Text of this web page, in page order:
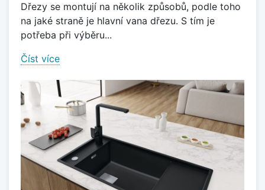
Dřezy se montují na několik způsobů, podle toho
na jaké straně je hlavní vana dřezu. S tím je
potřeba při výběru...
Číst více